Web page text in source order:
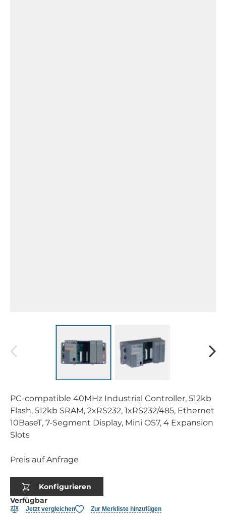
PC-compatible 40MHz Industrial Controller, 512kb
Flash, 512kb SRAM, 2xRS232, 1xRS232/485, Ethernet
10BaseT, 7-Segment Display, Mini OS7, 4 Expansion
Slots
Preis auf Anfrage
Konfigurieren
Verfügbar
Jetzt vergleichen Zur Merkliste hinzufügen